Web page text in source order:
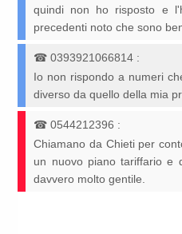
quindi non ho risposto e
precedenti noto che sono
☎0393921066814 :
Io non rispondo a numeri
diverso da quello della mia
☎0544212396 :
Chiamano da Chieti per
un nuovo piano tariffario e
davvero molto gentile.